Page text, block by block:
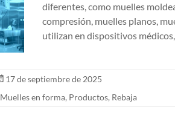
diferentes, como muelles
compresión, muelles planos,
utilizan en dispositivos
17 de septiembre de 2025
Muelles en forma, Productos, Rebaja